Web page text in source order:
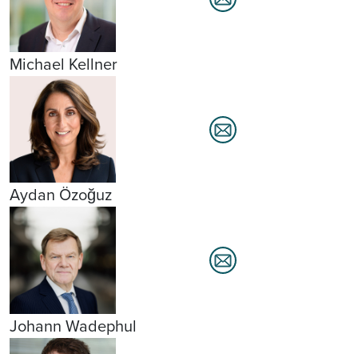
Michael Kellner
Aydan Özoğuz
Johann Wadephul